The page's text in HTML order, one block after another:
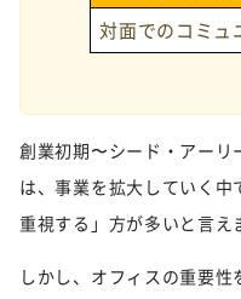
対面でのコミュ
創業初期〜シード・アー
は、事業を拡大していく
重視する」方が多いと言え
しかし、オフィスの重要